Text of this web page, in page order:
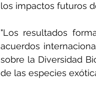
los impactos futuros
"Los resultados
acuerdos
sobre la Diversidad
de las especies